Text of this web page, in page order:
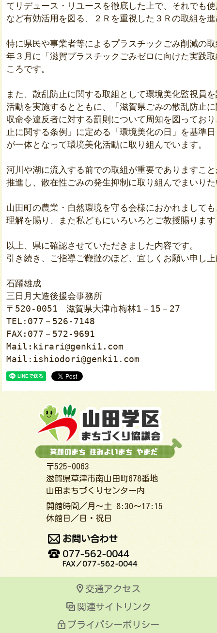
てリデュース・リユースを徹底した上で、それでも
など有効活用を図る、２Ｒを重視した３Ｒの取組を
特に県民や事業者等によるプラスチックごみ削減の
年３月に「滋賀プラスチックごみゼロに向けた実践
ころです。
また、散乱防止に関する取組として環境美化監視員
活動を実施するとともに、「滋賀県ごみの散乱防止
収命令違反者に対する罰則について周知を図ってお
止に関する条例」に定める「環境美化の日」を基準
が一体となって環境美化活動に取り組んでいます。
河川や湖に流入する前での取組が重要でありますこ
推進し、散在性ごみの発生抑制に取り組んでまいり
山田町の農業・自然環境を守る会様におかれまして
理解を賜り、また私どもにいろいろとご教授賜りま
以上、県に確認させていただきました内容です。
引き続き、ご指導ご鞭撻のほど、宜しくお願い申し
石躍雄成
三日月大造後援会事務所
〒520-0051　滋賀県大津市梅林1－15－27
TEL:077－526-7148
FAX:077－572-9691
Mail:kirari@genki1.com
〒525-0063
滋賀県草津市南山田町678番地
山田まちづくりセンター内
開館時間／月～土 8:30～17:15
休館日／日・祝日
お問い合わせ
077-562-0044
FAX／077-562-0044
交通アクセス
関連サイトリンク
プライバシーポリシー